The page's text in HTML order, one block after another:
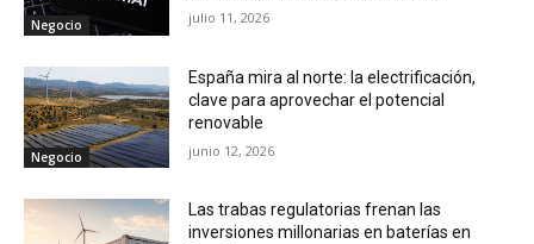
Negocio julio 11, 2026
Negocio
España mira al norte: la electrificación,
clave para aprovechar el potencial
renovable
junio 12, 2026
Las trabas regulatorias frenan las
inversiones millonarias en baterías en